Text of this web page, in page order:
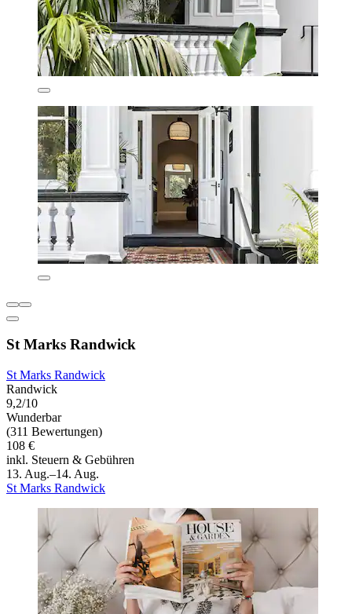
St Marks Randwick
St Marks Randwick
Randwick
9,2/10
Wunderbar
(311 Bewertungen)
108 €
inkl. Steuern & Gebühren
13. Aug.–14. Aug.
St Marks Randwick